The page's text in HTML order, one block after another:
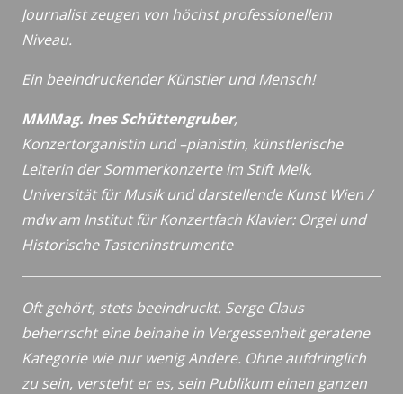
Journalist zeugen von höchst professionellem
Niveau.
Ein beeindruckender Künstler und Mensch!
MMMag. Ines Schüttengruber,
Konzertorganistin und –pianistin, künstlerische
Leiterin der Sommerkonzerte im Stift Melk,
Universität für Musik und darstellende Kunst Wien /
mdwam Institut für Konzertfach Klavier: Orgel und
Historische Tasteninstrumente
Oft gehört, stets beeindruckt. Serge Claus
beherrscht eine beinahe in Vergessenheit geratene
Kategorie wie nur wenig Andere. Ohne aufdringlich
zu sein, versteht er es, sein Publikum einen ganzen